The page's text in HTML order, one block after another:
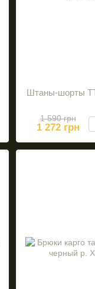
Штаны-шорты
1 590 грн
1 272 грн